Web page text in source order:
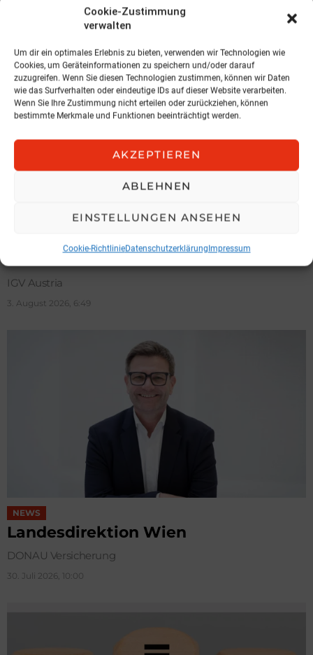
Cookie-Zustimmung
verwalten
Um dir ein optimales Erlebnis zu bieten, verwenden wir Technologien wie
Cookies, um Geräteinformationen zu speichern und/oder darauf
zuzugreifen. Wenn Sie diesen Technologien zustimmen, können wir Daten
wie das Surfverhalten oder eindeutige IDs auf dieser Website verarbeiten.
Wenn Sie Ihre Zustimmung nicht erteilen oder zurückziehen, können
bestimmte Merkmale und Funktionen beeinträchtigt werden.
AKZEPTIEREN
ABLEHNEN
EINSTELLUNGEN ANSEHEN
Cookie-RichtlinieDatenschutzerklärungImpressum
3. August 2026, 11:04
Hochnegger legt Präsidentenamt
IGV Austria
3. August 2026, 6:49
NEWS
Landesdirektion Wien
DONAU Versicherung
30. Juli 2026, 10:00